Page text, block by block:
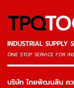
TPQ
INDUSTRIAL SUPPLY
ONE STOP SERVICE FOR
บริษัท ไทยพัฒนสิน ค